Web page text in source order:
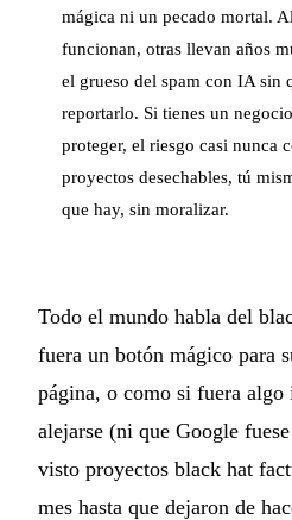
mágica ni un pecado mortal.
funcionan, otras llevan años
el grueso del spam con IA sin
reportarlo. Si tienes un
proteger, el riesgo casi nunca
proyectos desechables, tú
que hay, sin moralizar.
Todo el mundo habla del
fuera un botón mágico para
página, o como si fuera
alejarse (ni que Google
visto proyectos black hat
mes hasta que dejaron de